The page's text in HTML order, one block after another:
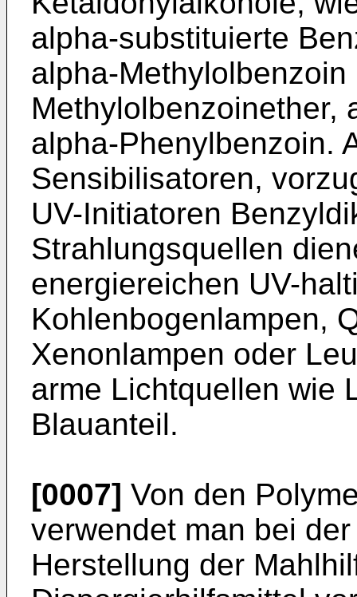
alpha-substituierte
alpha-Methylolbenzoin
Methylolbenzoinether,
alpha-Phenylbenzoin.
Sensibilisa­toren,
UV-Initiatoren
Strahlungsquellen
energiereichen UV-
Kohlenbogenlampen,
Xenonlampen oder
arme Lichtquellen wie
Blauanteil.
[0007] Von den
verwendet man bei
Herstellung der